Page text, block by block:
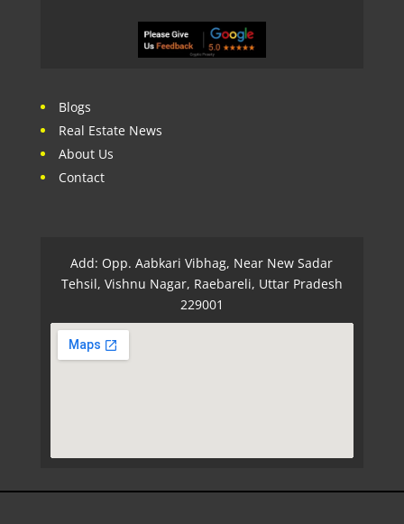
Blogs
Real Estate News
About Us
Contact
Add: Opp. Aabkari Vibhag, Near New Sadar
Tehsil, Vishnu Nagar, Raebareli, Uttar Pradesh
229001